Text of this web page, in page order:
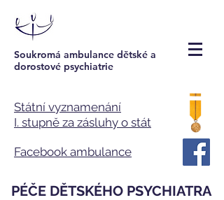
Soukromá ambulance dětské a
dorostové psychiatrie
Státní vyznamenání
I. stupně za zásluhy o stát
Facebook ambulance
PÉČE DĚTSKÉHO PSYCHIATRA